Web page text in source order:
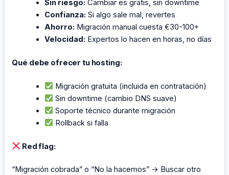
Sin riesgo: Cambiar es gratis, sin downtime
Confianza: Si algo sale mal, revertes
Ahorro: Migración manual cuesta €30-100+
Velocidad: Expertos lo hacen en horas, no días
Qué debe ofrecer tu hosting:
Migración gratuita (incluida en contratación)
Sin downtime (cambio DNS suave)
Soporte técnico durante migración
Rollback si falla
Red flag:
“Migración cobrada” o “No la hacemos” → Buscar otro